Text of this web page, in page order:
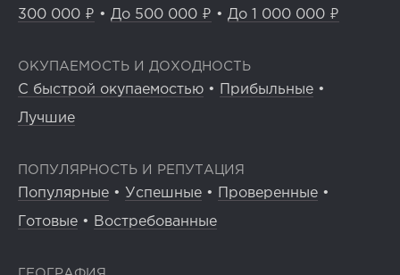
300 000 ₽ • До 500 000 ₽ • До 1 000 000 ₽
ОКУПАЕМОСТЬ И ДОХОДНОСТЬ
С быстрой окупаемостью • Прибыльные •
Лучшие
ПОПУЛЯРНОСТЬ И РЕПУТАЦИЯ
Популярные • Успешные • Проверенные •
Готовые • Востребованные